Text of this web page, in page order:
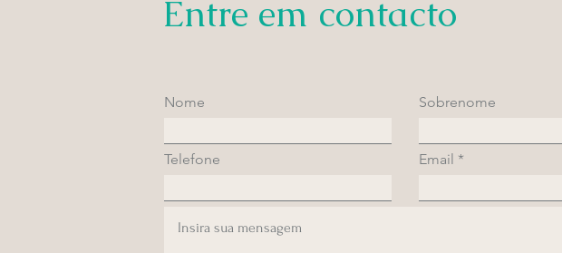
Entre em contacto
Nome
Telefone
Sobrenome
Email